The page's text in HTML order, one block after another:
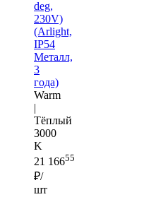
deg,
230V)
(Arlight,
IP54
Металл,
3
года)
Warm
|
Тёплый
3000
K
21 16655
₽/
шт